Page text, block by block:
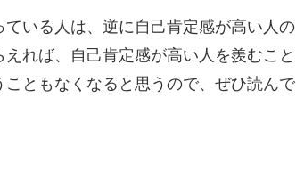
いる人は、逆に自己肯定感が高い人の
れば、自己肯定感が高い人を羨むこと
ともなくなると思うので、ぜひ読んで